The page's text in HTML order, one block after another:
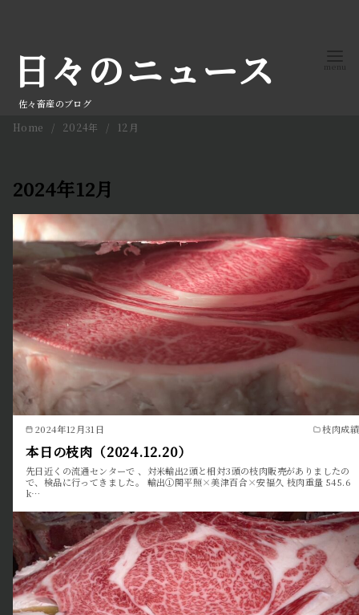
日々のニュース
佐々畜産のブログ
Home 2024年 12月
2024年12月
2024年12月31日 枝肉成績
本日の枝肉（2024.12.20）
先日近くの流通センターで 、対米輸出2頭と相対3頭の枝肉販売がありましたの
で、検品に行ってきました。 輸出①関平照×美津百合×安福久 枝肉重量 545.6
k…